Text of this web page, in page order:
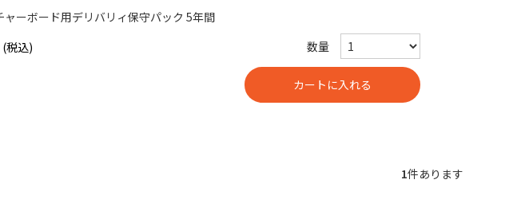
ーボード用デリバリィ保守パック 5年間
数量
1件あります